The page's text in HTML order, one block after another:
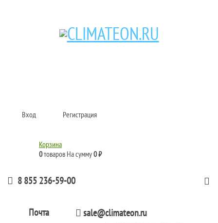
Кондиционеры и сплит-системы, газовые котлы, тепловые завесы, водяные
Вход Регистрация
Корзина
0товаров На сумму0 ₽
8 855 236-59-00
Почта sale@climateon.ru